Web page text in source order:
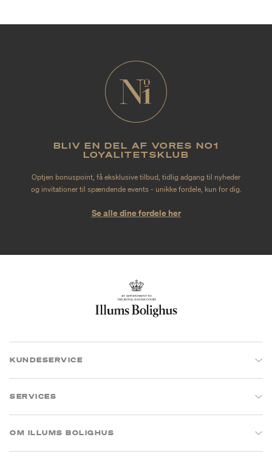
BLIV EN DEL AF VORES NO1
LOYALITETSKLUB
Optjen bonuspoint, få eksklusive tilbud, tidlig adgang til nyheder
og invitationer til spændende events - unikke fordele, kun for dig.
Se alle dine fordele her
KUNDESERVICE
SERVICES
OM ILLUMS BOLIGHUS